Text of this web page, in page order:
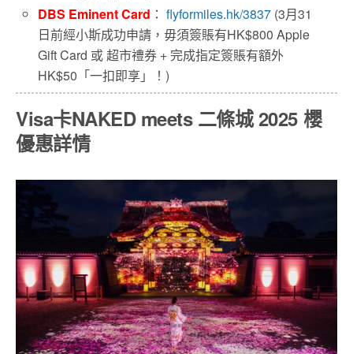
DBS Eminent Card ：flyformiles.hk/3837 (3月31
日前經小斯成功申請，毋須簽賬有HK$800 Apple
Gift Card 或 超市禮券 + 完成指定簽賬有額外
HK$50「一扣即享」！)
Visa卡NAKED meets 二條城 2025 櫻
優惠詳情